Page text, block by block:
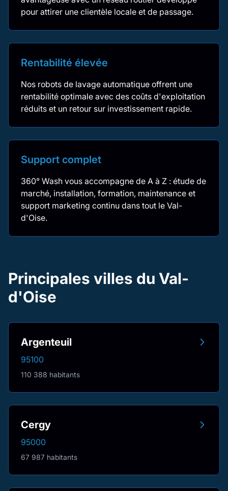
pour attirer une clientèle locale et de passage.
Rentabilité élevée
Nos robots de lavage automatique offrent une
rentabilité optimale avec des coûts d'exploitation
réduits et un retour sur investissement rapide.
Support complet
360° Wash vous accompagne de A à Z : étude de
marché, installation, formation, maintenance et
support marketing continu dans tout le Val-
d'Oise.
Principales villes du Val-
d'Oise
Argenteuil
95100
110 388 habitants
Cergy
95000
67 987 habitants